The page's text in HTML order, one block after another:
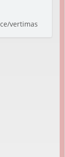
vertimas